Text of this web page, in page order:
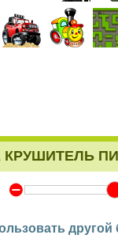
КРУШИТЕЛЬ
Y